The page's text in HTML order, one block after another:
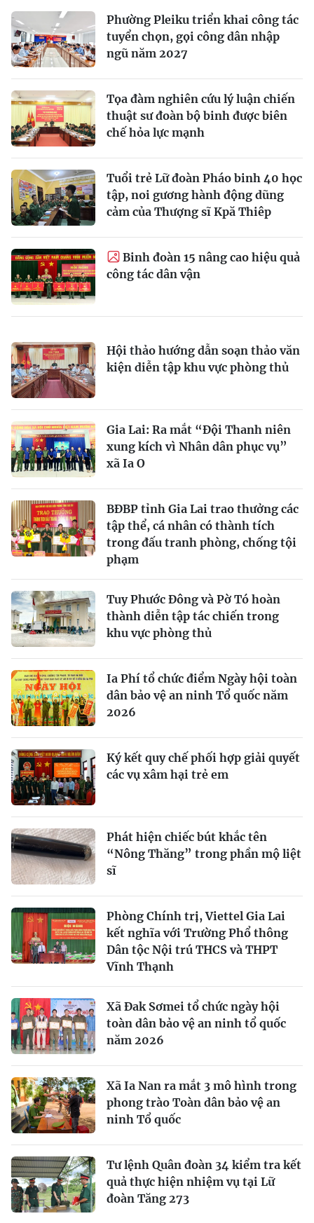
Phường Pleiku triển khai công tác
tuyển chọn, gọi công dân nhập
ngũ năm 2027
Tọa đàm nghiên cứu lý luận chiến
thuật sư đoàn bộ binh được biên
chế hỏa lực mạnh
Tuổi trẻ Lữ đoàn Pháo binh 40 học
tập, noi gương hành động dũng
cảm của Thượng sĩ Kpă Thiêp
Binh đoàn 15 nâng cao hiệu quả
công tác dân vận
Hội thảo hướng dẫn soạn thảo văn
kiện diễn tập khu vực phòng thủ
Gia Lai: Ra mắt “Đội Thanh niên
xung kích vì Nhân dân phục vụ”
xã Ia O
BĐBP tỉnh Gia Lai trao thưởng các
tập thể, cá nhân có thành tích
trong đấu tranh phòng, chống tội
phạm
Tuy Phước Đông và Pờ Tó hoàn
thành diễn tập tác chiến trong
khu vực phòng thủ
Ia Phí tổ chức điểm Ngày hội toàn
dân bảo vệ an ninh Tổ quốc năm
2026
Ký kết quy chế phối hợp giải quyết
các vụ xâm hại trẻ em
Phát hiện chiếc bút khắc tên
“Nông Thăng” trong phần mộ liệt
sĩ
Phòng Chính trị, Viettel Gia Lai
kết nghĩa với Trường Phổ thông
Dân tộc Nội trú THCS và THPT
Vĩnh Thạnh
Xã Đak Sơmei tổ chức ngày hội
toàn dân bảo vệ an ninh tổ quốc
năm 2026
Xã Ia Nan ra mắt 3 mô hình trong
phong trào Toàn dân bảo vệ an
ninh Tổ quốc
Tư lệnh Quân đoàn 34 kiểm tra kết
quả thực hiện nhiệm vụ tại Lữ
đoàn Tăng 273